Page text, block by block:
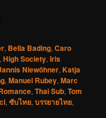
, Bella Bading,Caro
,High Society,Iris
Niewöhner,Katja
,Manuel Rubey,Marc
,Thai Sub,Tom
,ซับไทย,บรรยายไทย,